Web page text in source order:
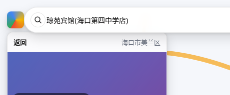
返回 海口市美兰区